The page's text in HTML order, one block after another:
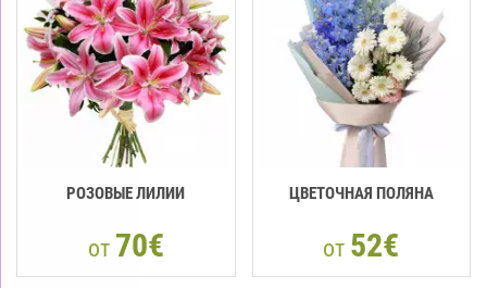
РОЗОВЫЕ ЛИЛИИ
от 70€
ЦВЕТОЧНАЯ ПОЛЯНА
от 52€